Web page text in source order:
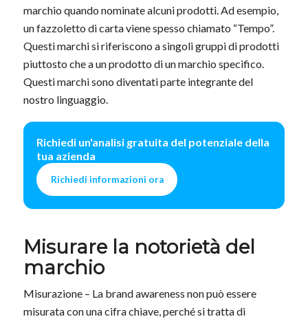
marchio quando nominate alcuni prodotti. Ad esempio,
un fazzoletto di carta viene spesso chiamato “Tempo”.
Questi marchi si riferiscono a singoli gruppi di prodotti
piuttosto che a un prodotto di un marchio specifico.
Questi marchi sono diventati parte integrante del
nostro linguaggio.
Richiedi un'analisi gratuita del potenziale della
tua azienda
Richiedi informazioni ora
Misurare la notorietà del
marchio
Misurazione – La brand awareness non può essere
misurata con una cifra chiave, perché si tratta di